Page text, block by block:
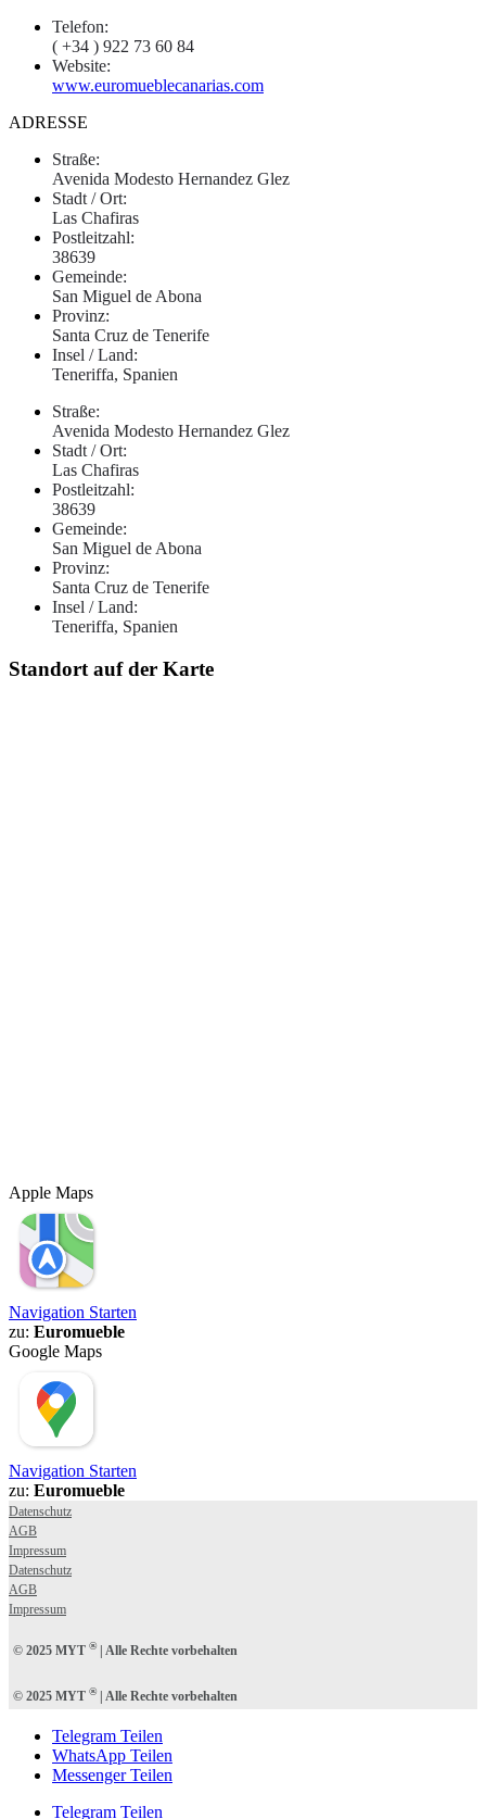
Telefon:
( +34 ) 922 73 60 84
Website:
www.euromueblecanarias.com
ADRESSE
Straße:
Avenida Modesto Hernandez Glez
Stadt / Ort:
Las Chafiras
Postleitzahl:
38639
Gemeinde:
San Miguel de Abona
Provinz:
Santa Cruz de Tenerife
Insel / Land:
Teneriffa, Spanien
Straße:
Avenida Modesto Hernandez Glez
Stadt / Ort:
Las Chafiras
Postleitzahl:
38639
Gemeinde:
San Miguel de Abona
Provinz:
Santa Cruz de Tenerife
Insel / Land:
Teneriffa, Spanien
Standort auf der Karte
Apple Maps
Navigation Starten
zu: Euromueble
Google Maps
Navigation Starten
zu: Euromueble
Datenschutz
AGB
Impressum
Datenschutz
AGB
Impressum
© 2025 MYT ®| Alle Rechte vorbehalten
© 2025 MYT ®| Alle Rechte vorbehalten
Telegram Teilen
WhatsApp Teilen
Messenger Teilen
Telegram Teilen